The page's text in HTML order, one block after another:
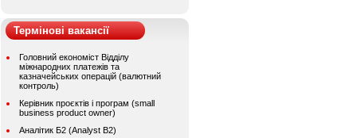
Термінові вакансії
Головний економіст Відділу
міжнародних платежів та
казначейських операцій (валютний
контроль)
Керівник проєктів і програм (small
business product owner)
Аналітик Б2 (Analyst B2)